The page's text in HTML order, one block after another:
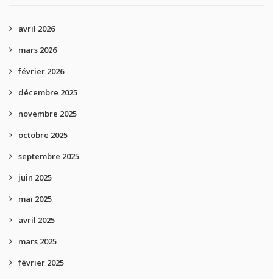
avril 2026
mars 2026
février 2026
décembre 2025
novembre 2025
octobre 2025
septembre 2025
juin 2025
mai 2025
avril 2025
mars 2025
février 2025